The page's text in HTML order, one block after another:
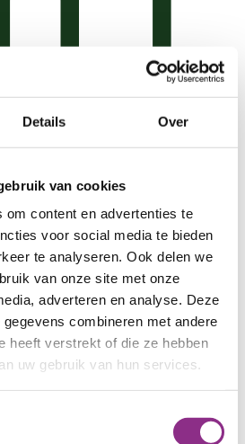
Details Over
van cookies
om content en advertenties te
voor social media te bieden
te analyseren. Ook delen we
van onze site met onze
adverteren en analyse. Deze
combineren met andere
heeft verstrekt of die ze hebben
uw gebruik van hun services.